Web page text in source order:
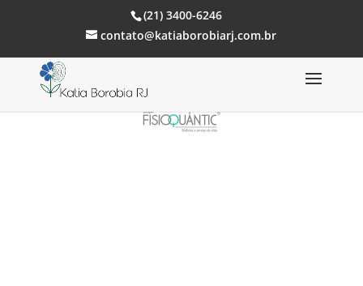
(21) 3400-6246
contato@katiaborobiarj.com.br